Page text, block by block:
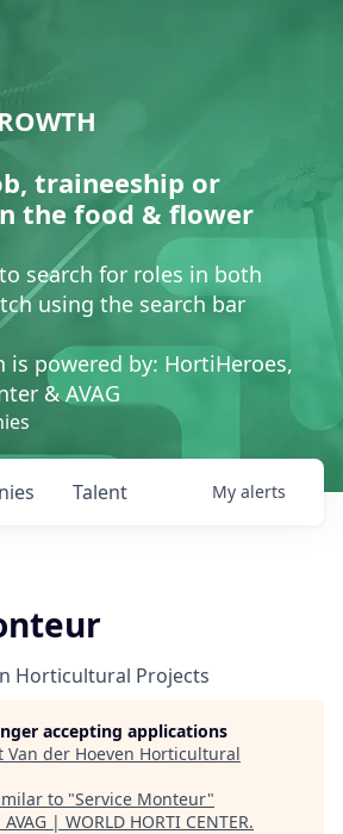
traineeship or
the food & flower
search for roles in both
using the search bar
is powered by: HortiHeroes,
& AVAG
Talent My alerts
Horticultural Projects
accepting applications
Van der Hoeven Horticultural
to "Service Monteur"
| WORLD HORTI CENTER.